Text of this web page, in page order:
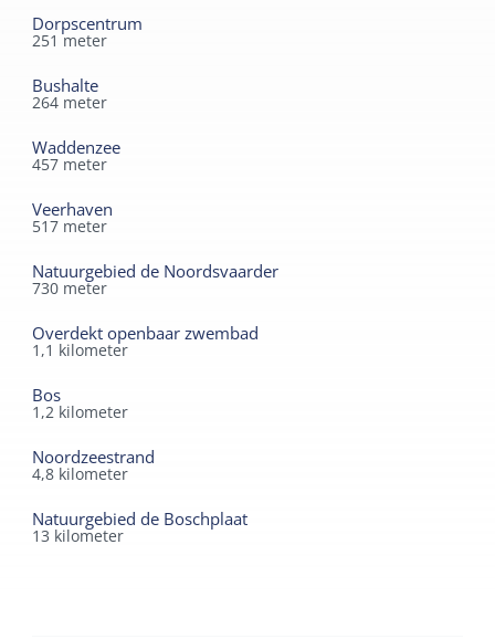
TerschellingHeerlijke, mooie appartementen in het
centrum van West-Terschelling. Winkels, haven, strand,
veerbootterminal, 100 meter vanaf duin, bos en haven.
goede bedden en andere comfortabele zaken. Een week
Dorpscentrum
251 meter
Bushalte
264 meter
Waddenzee
457 meter
Veerhaven
517 meter
Natuurgebied de Noordsvaarder
730 meter
Overdekt openbaar zwembad
1,1 kilometer
Bos
1,2 kilometer
Noordzeestrand
4,8 kilometer
Natuurgebied de Boschplaat
13 kilometer